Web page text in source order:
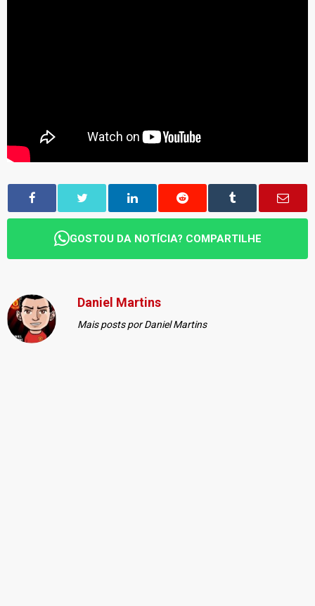
GOSTOU DA NOTÍCIA? COMPARTILHE
Daniel Martins
Mais posts por Daniel Martins